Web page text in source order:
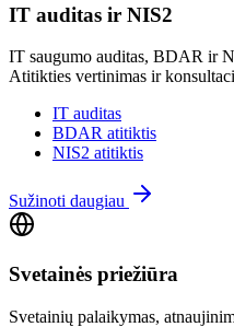
IT auditas ir NIS2
IT saugumo auditas, BDAR ir
Atitikties vertinimas ir
IT auditas
BDAR atitiktis
NIS2 atitiktis
Sužinoti daugiau
Svetainės priežiūra
Svetainių palaikymas,